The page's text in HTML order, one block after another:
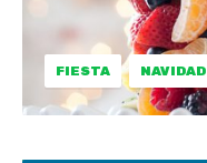
FIESTA NAVIDAD